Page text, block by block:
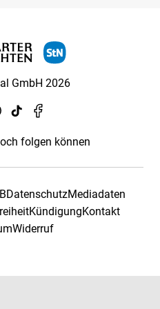
GmbH 2026
folgen können
DatenschutzMediadaten
KündigungKontakt
Widerruf